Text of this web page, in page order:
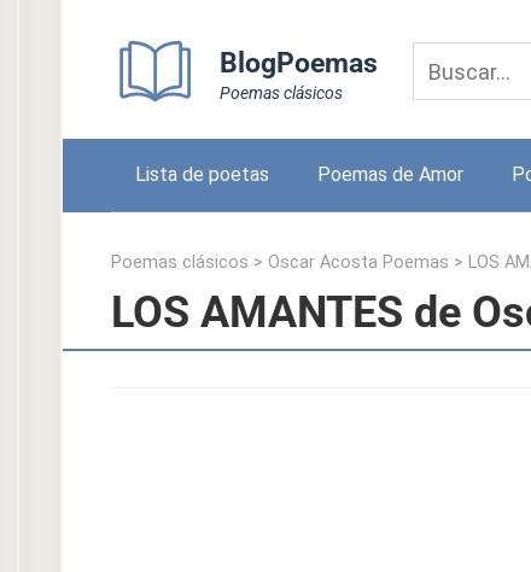
BlogPoemas
Poemas clásicos
Lista de poetas Poemas de Amor
Poemas clásicos > Oscar Acosta Poemas > LOS
LOS AMANTES de